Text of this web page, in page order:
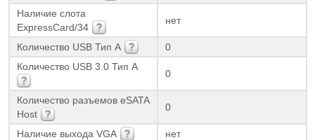
Наличие слота
ExpressCard/34
нет
Количество USB Тип А
0
Количество USB 3.0 Тип А
0
Количество разъемов eSATA
Host
0
Наличие выхода VGA нет